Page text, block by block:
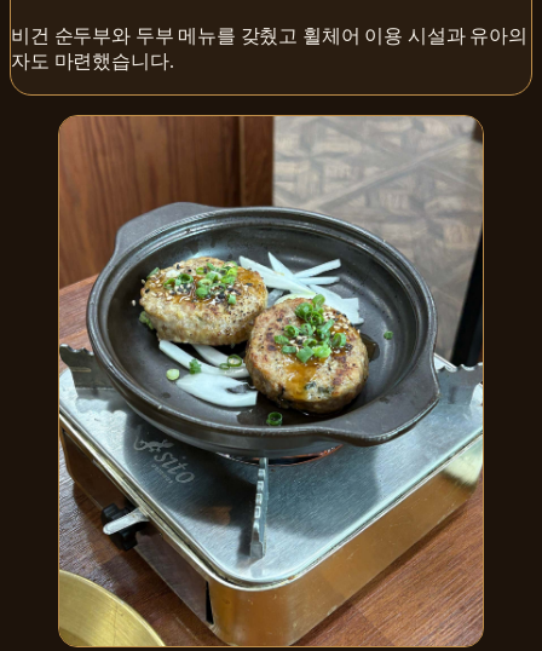
비건 순두부와 두부 메뉴를 갖췄고 휠체어 이용 시설과 유아의
자도 마련했습니다.